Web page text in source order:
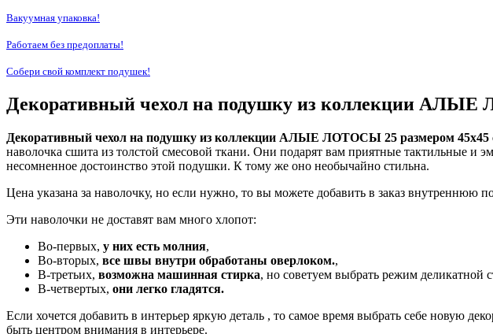
Вакуумная упаковка!
Работаем без предоплаты!
Собери свой комплект подушек!
Декоративный чехол на подушку из коллекции
Декоративный чехол на подушку из коллекции АЛЫЕ ЛОТОСЫ 25 размером 45х45
наволочка сшита из толстой смесовой ткани. Они подарят вам приятные тактильные и
несомненное достоинство этой подушки. К тому же оно необычайно стильна.
Цена указана за наволочку, но если нужно, то вы можете добавить в заказ
Эти наволочки не доставят вам много хлопот:
Во-первых, у них есть молния,
Во-вторых, все швы внутри обработаны оверлоком.,
В-третьих, возможна машинная стирка, но советуем выбрать режим деликатной
В-четвертых, они легко гладятся.
Если хочется добавить в интерьер яркую деталь , то самое время выбрать себе новую
быть центром внимания в интерьере.